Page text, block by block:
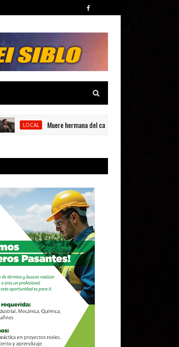
LOCAL Muere hermana del catedrático universitario Carlos Julio